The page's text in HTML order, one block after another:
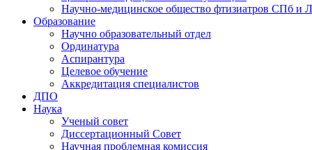
Научно-медицинское общество фтизиатров СПб и
Образование
Научно образовательный отдел
Ординатура
Аспирантура
Целевое обучение
Аккредитация специалистов
ДПО
Наука
Ученый совет
Диссертационный Совет
Научная проблемная комиссия